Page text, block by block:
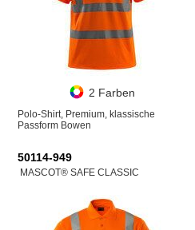
2 Farben
Polo-Shirt, Premium, klassische
Passform Bowen
50114-949
MASCOT® SAFE CLASSIC